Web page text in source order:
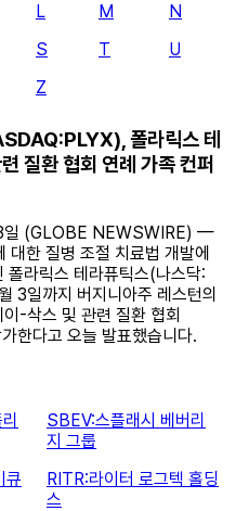
L M
N
S T
U
Z
폴라릭스 테
질환 협회 연례 가족 컨퍼
일 (GLOBE NEWSWIRE) —
한 질병 조절 치료법 개발에
폴라릭스 테라퓨틱스(나스닥:
일까지 버지니아주 레스턴의
-삭스 및 관련 질환 협회
한다고 오늘 발표했습니다.
SBEV:스플래시 베버리
지 그룹
큐
RITR:라이터 로그텍 홀딩
스